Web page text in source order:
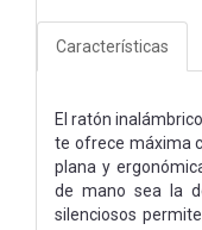
Características
El ratón
te ofrece máxima
plana y
de mano sea la
silenciosos